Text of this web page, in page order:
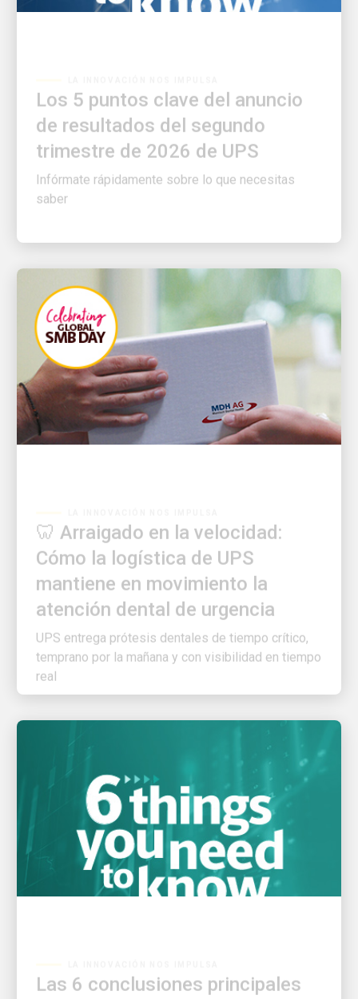
de resultados del segundo
trimestre de 2026 de UPS
Infórmate rápidamente sobre lo que necesitas
saber
Cómo la logística de UPS
mantiene en movimiento la
atención dental de urgencia
UPS entrega prótesis dentales de tiempo crítico,
temprano por la mañana y con visibilidad en tiempo
real
del anuncio de ganancias de UPS